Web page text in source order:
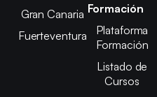
Gran Canaria
Fuerteventura
Formación
Plataforma
Formación
Listado de
Cursos